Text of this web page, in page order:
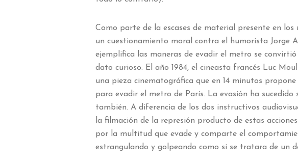
Como parte de la escases de material presente en
un cuestionamiento moral contra el humorista Jorge
ejemplifica las maneras de evadir el metro se
dato curioso. El año 1984, el cineasta francés Luc
una pieza cinematográfica que en 14 minutos
para evadir el metro de París. La evasión ha sucedido
también. A diferencia de los dos instructivos
la filmación de la represión producto de estas
por la multitud que evade y comparte el
estrangulando y golpeando como si se tratara de un